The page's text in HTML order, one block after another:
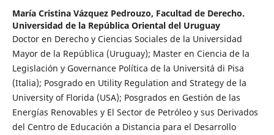
María Cristina Vázquez Pedrouzo, Facultad de Derecho.
Universidad de la República Oriental del Uruguay
Doctor en Derecho y Ciencias Sociales de la Universidad
Mayor de la República (Uruguay); Master en Ciencia de la
Legislación y Governance Política de la Universitá di Pisa
(Italia); Posgrado en Utility Regulation and Strategy de la
University of Florida (USA); Posgrados en Gestión de las
Energías Renovables y El Sector de Petróleo y sus Derivados
del Centro de Educación a Distancia para el Desarrollo